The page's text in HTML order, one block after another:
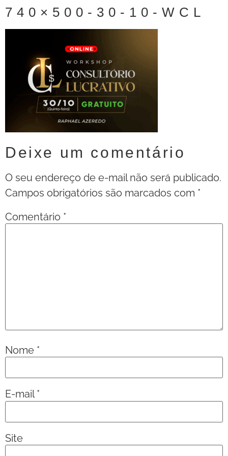
740×500-30-10-WCL
Deixe um comentário
O seu endereço de e-mail não será publicado.
Campos obrigatórios são marcados com *
Comentário *
Nome *
E-mail*
Site